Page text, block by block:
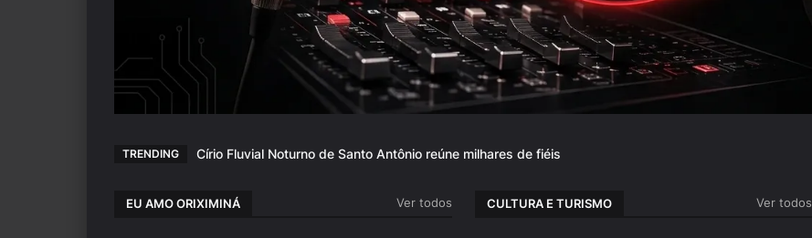
TRENDING Círio Fluvial Noturno de Santo Antônio reúne milhares de fiéis
EU AMO ORIXIMINÁ Ver todos CULTURA E TURISMO Ver todos